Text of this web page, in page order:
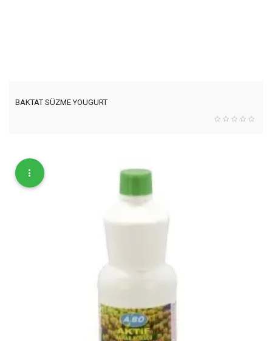
BAKTAT SÜZME YOUGURT